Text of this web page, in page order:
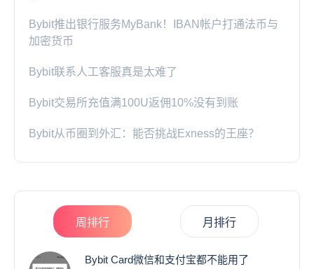
Bybit推出银行服务MyBank！IBAN帐户打通法币与
加密货币
Bybit联系人工客服真是太难了
Bybit交易所充值满100U返佣10%没有到账
Bybit从币圈到外汇：能否挑战Exness的王座？
周排行 月排行
Bybit Card微信和支付宝都不能用了